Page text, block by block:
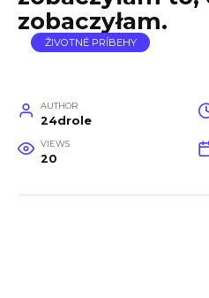
zobaczyłam.
ŽIVOTNÉ PRÍBEHY
AUTHOR
24drole
VIEWS
20